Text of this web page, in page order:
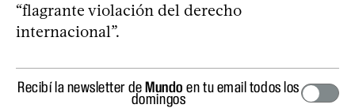
“flagrante violación del derecho
internacional”.
Recibí la newsletter deMundo en tu email todos los
domingos